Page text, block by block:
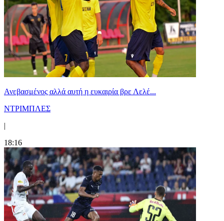
Ανεβασμένος αλλά αυτή η ευκαιρία βρε Λελέ...
ΝΤΡΙΜΠΛΕΣ
|
18:16